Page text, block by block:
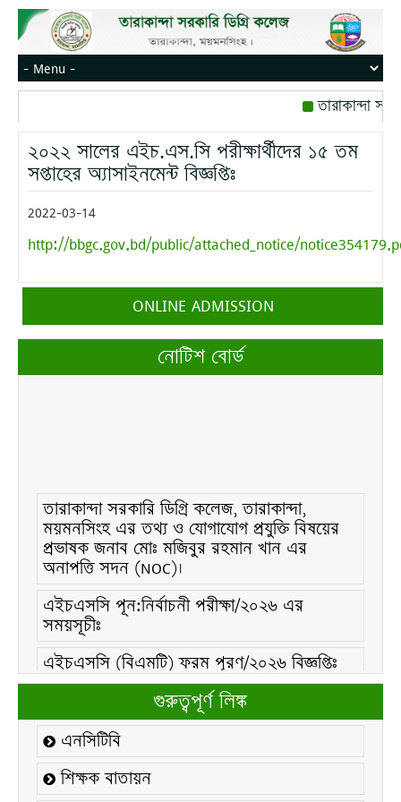
তারাকান্দা
রোজ বৃহস্পতিবার।
মোবাইল নম্বর:
২০২২ সালের এইচ.এস.সি পরীক্ষার্থীদের ১৫ তম
সপ্তাহের অ্যাসাইনমেন্ট বিজ্ঞপ্তিঃ
2022-03-14
http://bbgc.gov.bd/public/attached_notice/
ONLINE ADMISSION
নোটিশ বোর্ড
তারাকান্দা সরকারি ডিগ্রি কলেজ, তারাকান্দা,
ময়মনসিংহ এর তথ্য ও যোগাযোগ প্রযুক্তি বিষয়ের
প্রভাষক জনাব মোঃ মজিবুর রহমান খান এর
অনাপত্তি সদন (NOC)।
এইচএসসি পূন:নির্বাচনী পরীক্ষা/২০২৬ এর
সময়সূচীঃ
এইচএসসি (বিএমটি) ফরম পূরণ/২০২৬ বিজ্ঞপ্তিঃ
এইচএসসি ফরম/২০২৬ পূরণ বিজ্ঞপ্তিঃ
২১ ফেব্রুয়ারি/২০২৬ ইং তারিখে “শহিদ দিবস ও
আন্তর্জাতিক মাতৃভাষা দিবস-২০২৬ উদযাপন
উপলক্ষ্যে নোটিশঃ
গুরুত্বপূর্ণ লিঙ্ক
এনসিটিবি
শিক্ষক বাতায়ন